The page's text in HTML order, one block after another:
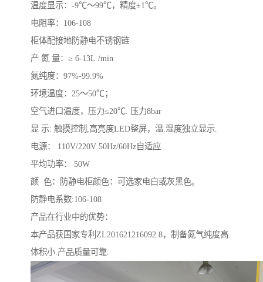
温度显示：-9℃～99℃，精度±1℃。
电阻率：106-108
柜体配接地防静电不锈钢链
产 氮 量：≥ 6-13L /min
氮纯度：97%-99.9%
环境温度：25～50℃；
空气进口温度，压力≤20℃. 压力8bar
显 示: 触摸控制,高亮度LED整屏，温.湿度独立显示.
电源： 110V/220V 50Hz/60Hz自适应
平均功率： 50W
颜 色：防静电柜颜色：可选家电白或灰黑色。
防静电系数:106-108
产品在行业中的优势：
本产品获国家专利ZL201621216092.8，制备氮气纯度高.
体积小.产品质量可靠.